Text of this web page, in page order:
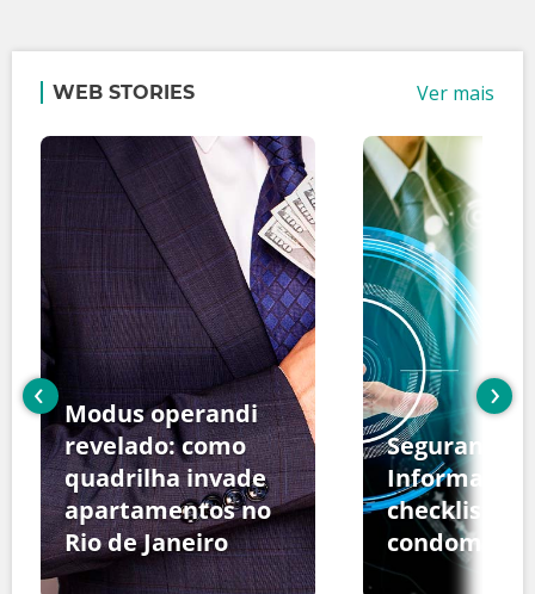
WEB STORIES Ver mais
Modus operandi
revelado: como
quadrilha invade
apartamentos no
Rio de Janeiro
Segurança
Informação:
checklist
‹ ›